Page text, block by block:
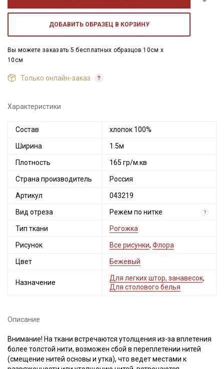
ДОБАВИТЬ ОБРАЗЕЦ В КОРЗИНУ
Вы можете заказать 5 бесплатных образцов 10см x
10см
Только онлайн-заказ
Характеристики
Состав хлопок 100%
Ширина 1.5м
Плотность 165 гр/м.кв
Страна производитель Россия
Артикул 043219
Вид отреза Режем по нитке ?
Тип ткани Рогожка
Рисунок Все рисунки, Флора
Цвет Бежевый
Назначение
Для легких штор, занавесок,
Для столового белья
Описание
Внимание! На ткани встречаются утолщения из-за вплетения
более толстой нити, возможен сбой в переплетении нитей
(смещение нитей основы и утка), что ведет местами к
Секретная рассылка от Купава
Мы публикуем здесь дополнительные
промокоды и скидки до 30% на узкие
Электронная почта
Подписаться
Политикой обработки персональных
Даю